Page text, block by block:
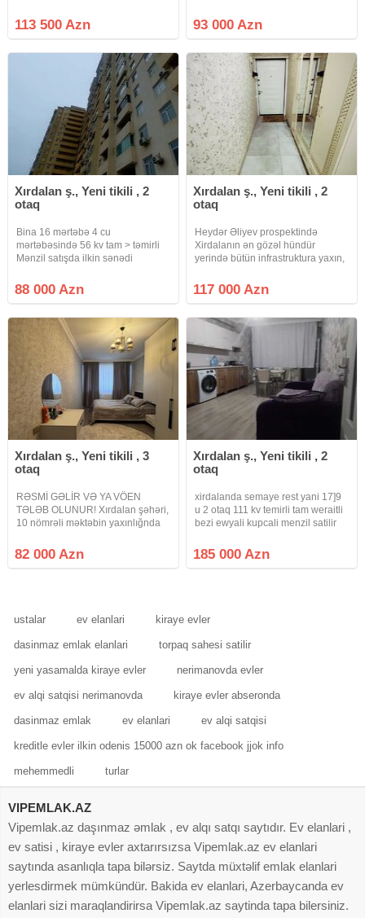
sahəsi 63 m² olan 2 otaqlı mənzil
satılır. Mənzil yüksək keyfiyyətlə
113 500 Azn
faylz tesekuller
93 000 Azn
Xırdalan ş., Yeni tikili , 2
otaq
Bina 16 mərtəbə 4 cu
mərtəbəsində 56 kv tam > təmirli
Mənzil satışda ilkin sənədi
88 000 Azn
Xırdalan ş., Yeni tikili , 2
otaq
Heydər Əliyev prospektində
Xirdalanın ən gözəl hündür
yerində bütün infrastruktura yaxın,
dən 150 metr sağa Qatar
vağzalına (20 30 dəqiqəyə 28 may
117 000 Azn
Xırdalan ş., Yeni tikili , 3
otaq
RƏSMİ GƏLİR VƏ YA VÖEN
TƏLƏB OLUNUR! Xırdalan şəhəri,
10 nömrəli məktəbin yaxınlığnda
otağa düzəlmədir. 11 mərtəbəli
binanın 8-cu mərtəbəsində
82 000 Azn
Xırdalan ş., Yeni tikili , 2
otaq
xirdalanda semaye rest yani 17]9
u 2 otaq 111 kv temirli tam weraitli
bezi ewyali kupcali menzil satilir
185 000 Azn
ustalar ev elanlari kiraye evler
dasinmaz emlak elanlari torpaq sahesi satilir
yeni yasamalda kiraye evler nerimanovda evler
ev alqi satqisi nerimanovda kiraye evler abseronda
dasinmaz emlak ev elanlari ev alqi satqisi
kreditle evler ilkin odenis 15000 azn ok facebook jjok info
mehemmedli turlar
VIPEMLAK.AZ
Vipemlak.az daşınmaz əmlak , ev alqı satqı saytıdır. Ev elanlari ,
ev satisi , kiraye evler axtarırsızsa Vipemlak.az ev elanlari
saytında asanlıqla tapa bilərsiz. Saytda müxtəlif emlak elanlari
yerlesdirmek mümkündür. Bakida ev elanlari, Azerbaycanda ev
elanlari sizi maraqlandirirsa Vipemlak.az saytinda tapa bilersiniz.